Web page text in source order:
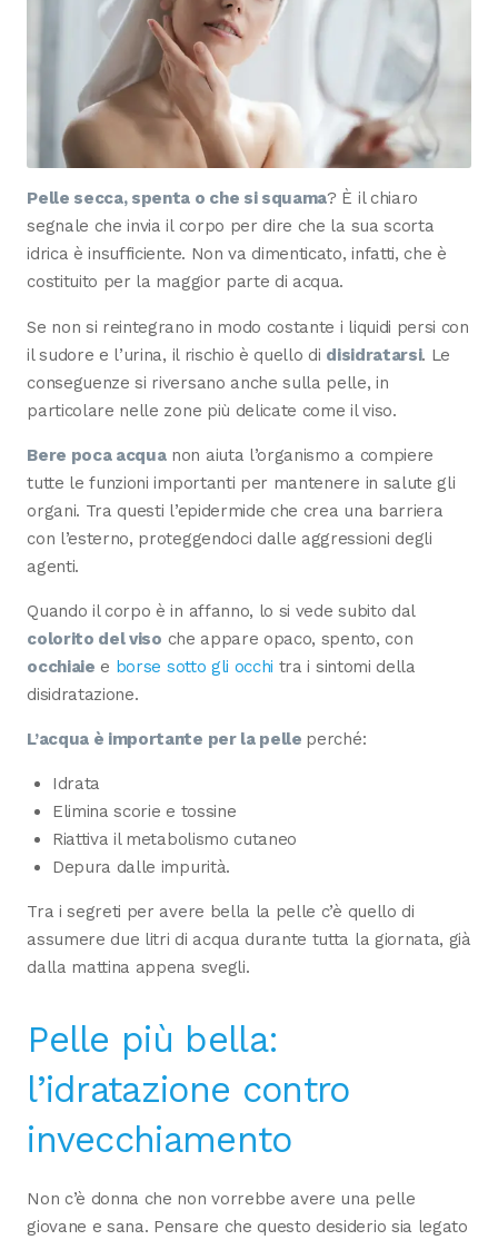
Pelle secca, spenta o che si squama? È il chiaro
segnale che invia il corpo per dire che la sua scorta
idrica è insufficiente. Non va dimenticato, infatti, che è
costituito per la maggior parte di acqua.
Se non si reintegrano in modo costante i liquidi persi con
il sudore e l’urina, il rischio è quello di disidratarsi. Le
conseguenze si riversano anche sulla pelle, in
particolare nelle zone più delicate come il viso.
Bere poca acquanon aiuta l’organismo a compiere
tutte le funzioni importanti per mantenere in salute gli
organi. Tra questi l’epidermide che crea una barriera
con l’esterno, proteggendoci dalle aggressioni degli
agenti.
Quando il corpo è in affanno, lo si vede subito dal
colorito del viso che appare opaco, spento, con
occhiaie e borse sotto gli occhi tra i sintomi della
disidratazione.
L’acqua è importante per la pelle perché:
Idrata
Elimina scorie e tossine
Riattiva il metabolismo cutaneo
Depura dalle impurità.
Tra i segreti per avere bella la pelle c’è quello di
assumere due litri di acqua durante tutta la giornata, già
dalla mattina appena svegli.
Pelle più bella:
l’idratazione contro
invecchiamento
Non c’è donna che non vorrebbe avere una pelle
giovane e sana. Pensare che questo desiderio sia legato